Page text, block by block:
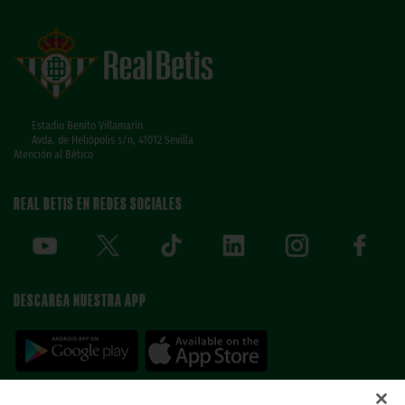
Estadio Benito Villamarín
Avda. de Heliópolis s/n, 41012 Sevilla
Atención al Bético
REAL BETIS EN REDES SOCIALES
DESCARGA NUESTRA APP